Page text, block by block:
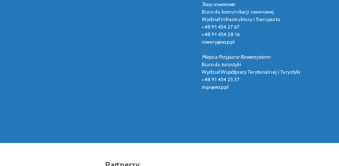
Trasy rowerowe:
Biuro ds. komunikacji rowerowej
Wydział Infrastruktury i Transportu
+48 91 454 27 67
+48 91 454 28 16
rowery@wzp.pl
Miejsca Przyjazne Rowerzystom:
Biuro ds. turystyki
Wydział Współpracy Terytorialnej i Turystyki
+48 91 454 25 37
mpr@wzp.pl